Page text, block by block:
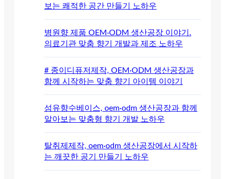
보는 쾌적한 공간 만들기 노하우
병원향 제품 OEM·ODM 생산공장 이야기.
의료기관 맞춤 향기 개발과 제조 노하우
# 종이디퓨저제작, OEM·ODM 생산공장과
함께 시작하는 맞춤 향기 아이템 이야기
섬유향수베이스, oem·odm 생산공장과 함께
알아보는 맞춤형 향기 개발 노하우
탈취제제작, oem·odm 생산공장에서 시작하
는 깨끗한 공기 만들기 노하우